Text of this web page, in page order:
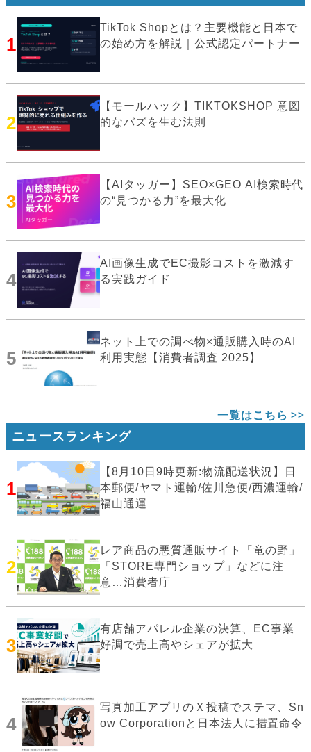
1
TikTok Shopとは？主要機能と日本で
の始め方を解説｜公式認定パートナー
2
【モールハック】TIKTOKSHOP 意図
的なバズを生む法則
3
【AIタッガー】SEO×GEO AI検索時代
の“見つかる力”を最大化
4
AI画像生成でEC撮影コストを激減す
る実践ガイド
5
ネット上での調べ物×通販購入時のAI
利用実態【消費者調査 2025】
一覧はこちら
ニュースランキング
1
【8月10日9時更新:物流配送状況】日
本郵便/ヤマト運輸/佐川急便/西濃運輸/
福山通運
2
レア商品の悪質通販サイト「竜の野」
「STORE専門ショップ」などに注
意…消費者庁
3
有店舗アパレル企業の決算、EC事業
好調で売上高やシェアが拡大
4
写真加工アプリのＸ投稿でステマ、Sn
ow Corporationと日本法人に措置命令